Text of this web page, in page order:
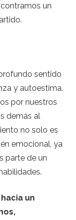
un
sentido
y autoestima.
por nuestros
demás al
no solo es
emocional, ya
parte de un
un